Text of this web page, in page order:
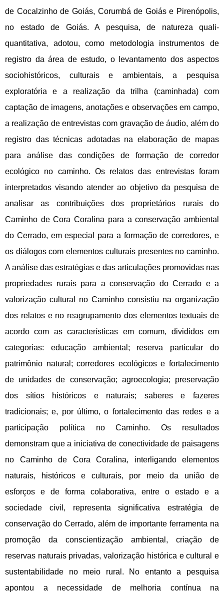
de Cocalzinho de Goiás, Corumbá de Goiás e Pirenópolis,
no estado de Goiás. A pesquisa, de natureza quali-
quantitativa, adotou, como metodologia instrumentos de
registro da área de estudo, o levantamento dos aspectos
sociohistóricos, culturais e ambientais, a pesquisa
exploratória e a realização da trilha (caminhada) com
captação de imagens, anotações e observações em campo,
a realização de entrevistas com gravação de áudio, além do
registro das técnicas adotadas na elaboração de mapas
para análise das condições de formação de corredor
ecológico no caminho. Os relatos das entrevistas foram
interpretados visando atender ao objetivo da pesquisa de
analisar as contribuições dos proprietários rurais do
Caminho de Cora Coralina para a conservação ambiental
do Cerrado, em especial para a formação de corredores, e
os diálogos com elementos culturais presentes no caminho.
A análise das estratégias e das articulações promovidas nas
propriedades rurais para a conservação do Cerrado e a
valorização cultural no Caminho consistiu na organização
dos relatos e no reagrupamento dos elementos textuais de
acordo com as características em comum, divididos em
categorias: educação ambiental; reserva particular do
patrimônio natural; corredores ecológicos e fortalecimento
de unidades de conservação; agroecologia; preservação
dos sítios históricos e naturais; saberes e fazeres
tradicionais; e, por último, o fortalecimento das redes e a
participação política no Caminho. Os resultados
demonstram que a iniciativa de conectividade de paisagens
no Caminho de Cora Coralina, interligando elementos
naturais, históricos e culturais, por meio da união de
esforços e de forma colaborativa, entre o estado e a
sociedade civil, representa significativa estratégia de
conservação do Cerrado, além de importante ferramenta na
promoção da conscientização ambiental, criação de
reservas naturais privadas, valorização histórica e cultural e
sustentabilidade no meio rural. No entanto a pesquisa
apontou a necessidade de melhoria contínua na